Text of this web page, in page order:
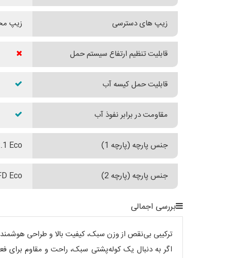
زیپ های دسترسی زیپ
قابلیت تنظیم ارتفاع سیستم حمل
قابلیت حمل کیسه آب
مقاومت در برابر نفوذ آب
جنس پارچه (پارچه 1) Eco
جنس پارچه (پارچه 2) Eco
بررسی اجمالی
ترکیبی بی‌نقص از وزن سبک، کیفیت بالا و طراحی هوشمند